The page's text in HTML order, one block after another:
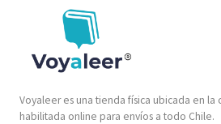
Voyaleer es una tienda física ubicada en la
habilitada online para envíos a todo Chile.